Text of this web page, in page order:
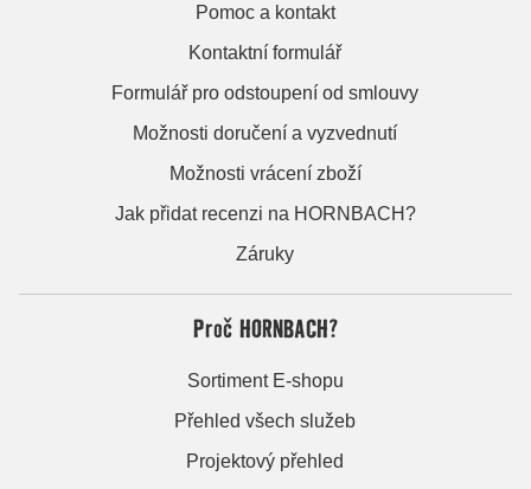
Pomoc a kontakt
Kontaktní formulář
Formulář pro odstoupení od smlouvy
Možnosti doručení a vyzvednutí
Možnosti vrácení zboží
Jak přidat recenzi na HORNBACH?
Záruky
Proč HORNBACH?
Sortiment E-shopu
Přehled všech služeb
Projektový přehled